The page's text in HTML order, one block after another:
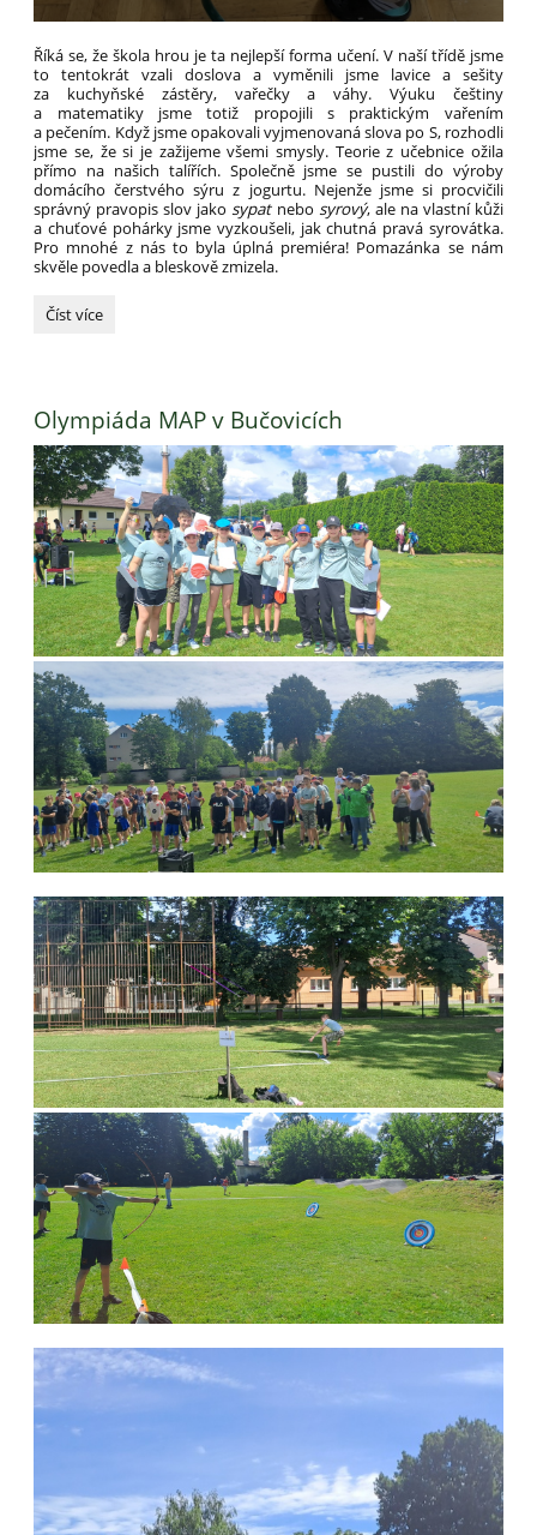
Říká se, že škola hrou je ta nejlepší forma učení. V naší třídě jsme
to tentokrát vzali doslova a vyměnili jsme lavice a sešity
za kuchyňské zástěry, vařečky a váhy. Výuku češtiny
a matematiky jsme totiž propojili s praktickým vařením
a pečením. Když jsme opakovali vyjmenovaná slova po S, rozhodli
jsme se, že si je zažijeme všemi smysly. Teorie z učebnice ožila
přímo na našich talířích. Společně jsme se pustili do výroby
domácího čerstvého sýru z jogurtu. Nejenže jsme si procvičili
správný pravopis slov jako sypatnebo syrový, ale na vlastní kůži
a chuťové pohárky jsme vyzkoušeli, jak chutná pravá syrovátka.
Pro mnohé z nás to byla úplná premiéra! Pomazánka se nám
skvěle povedla a bleskově zmizela.
Učení
když
trojka
vaří
a
peče:
Číst více
Olympiáda MAP v Bučovicích